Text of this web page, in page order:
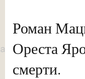
Роман
Ореста
смерти.